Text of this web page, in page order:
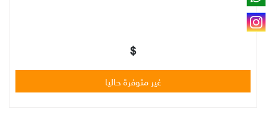
$
غير متوفرة حاليا